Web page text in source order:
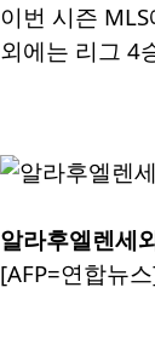
이번 시즌
외에는 리그 4
알라후엘렌세
[AFP=연합뉴